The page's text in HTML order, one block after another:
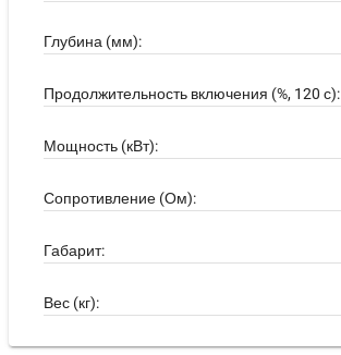
Глубина (мм):
Продолжительность включения (%, 120 с):
Мощность (кВт):
Сопротивление (Ом):
Габарит:
Вес (кг):